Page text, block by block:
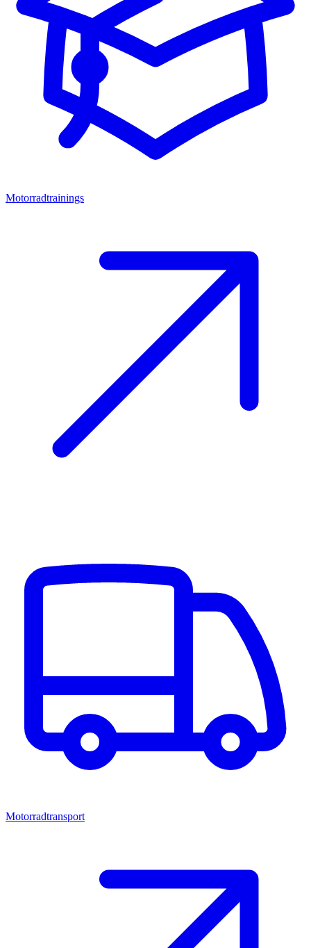
Motorradtrainings
Motorradtransport